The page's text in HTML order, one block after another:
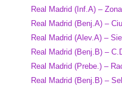
Real Madrid (Inf.A) –
Real Madrid (Benj.A) –
Real Madrid (Alev.A) –
Real Madrid (Benj.B)
Real Madrid (Prebe.) –
Real Madrid (Benj.B)